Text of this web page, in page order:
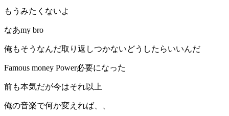
もうみたくないよ
なあmy bro
俺もそうなんだ取り返しつかないどうしたらいいんだ
Famous money Power必要になった
前も本気だが今はそれ以上
俺の音楽で何か変えれば、、